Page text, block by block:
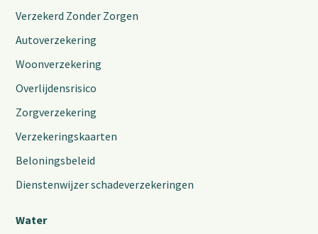
Verzekerd Zonder Zorgen
Autoverzekering
Woonverzekering
Overlijdensrisico
Zorgverzekering
Verzekeringskaarten
Beloningsbeleid
Dienstenwijzer schadeverzekeringen
Water